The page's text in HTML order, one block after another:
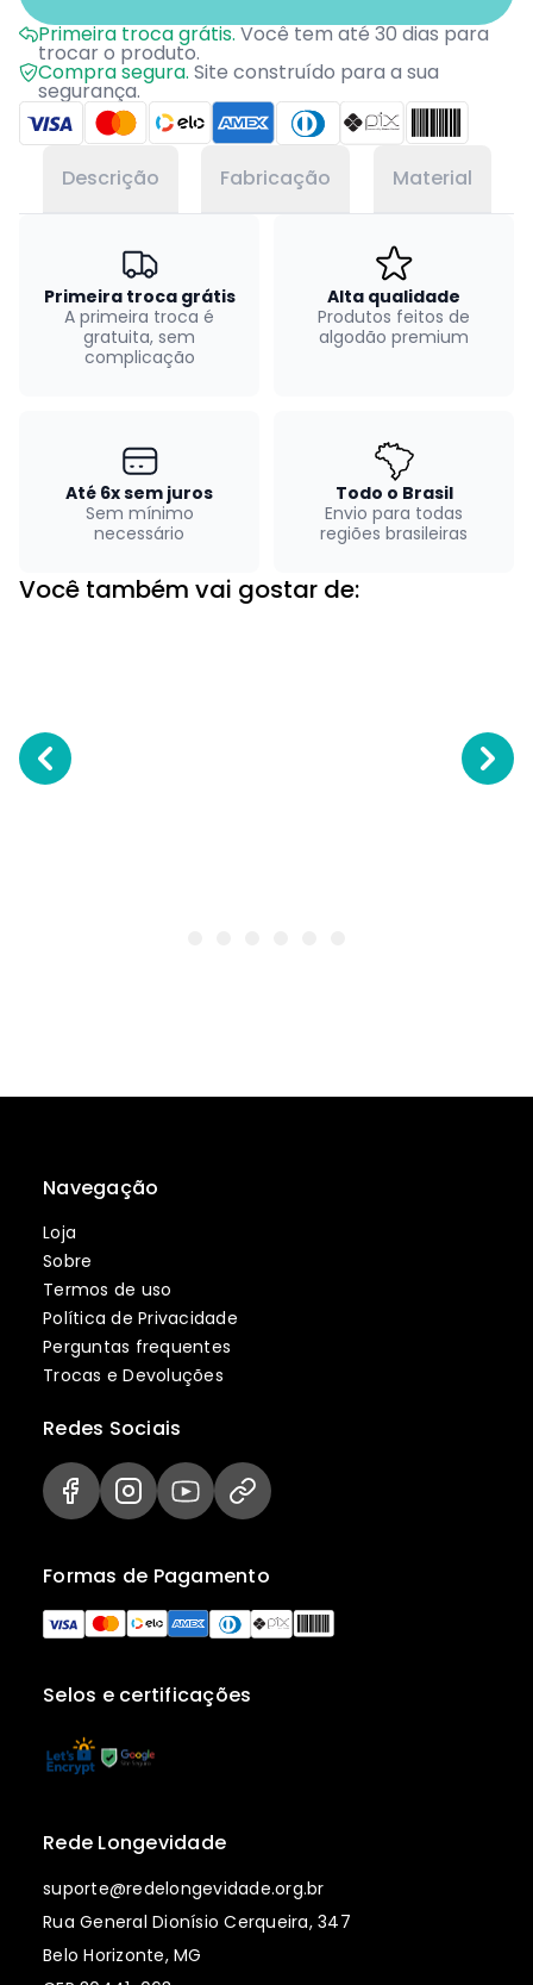
Primeira troca grátis.Você tem até 30 dias para
trocar o produto.
Compra segura. Site construído para a sua
segurança.
Descrição Fabricação Material
Primeira troca grátis
A primeira troca é
gratuita, sem
complicação
Alta qualidade
Produtos feitos de
algodão premium
Até 6x sem juros
Sem mínimo
necessário
Todo o Brasil
Envio para todas
regiões brasileiras
Você também vai gostar de:
Navegação
Loja
Sobre
Termos de uso
Política de Privacidade
Perguntas frequentes
Trocas e Devoluções
Selos e certificações
Formas de Pagamento
Redes Sociais
Rede Longevidade
suporte@redelongevidade.org.br
Rua General Dionísio Cerqueira, 347
Belo Horizonte, MG